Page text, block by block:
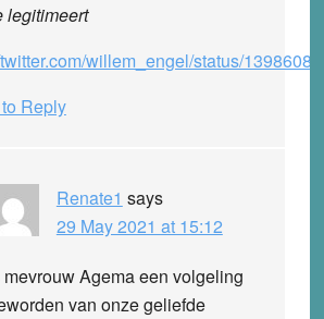
legitimeert
willem_engel/status/
Reply
Renate1 says
29 May 2021 at 15:12
mevrouw Agema een volgeling
van onze geliefde